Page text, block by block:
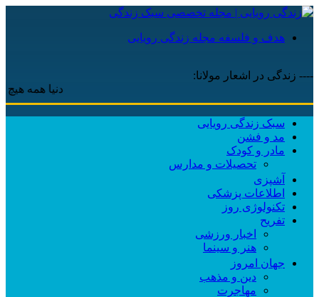
هدف و فلسفه مجله زندگی رویایی
---- زندگی در اشعار مولانا:
دنیا همه هیچ و
سبک زندگی رویایی
مد و فشن
مادر و کودک
تحصیلات و مدارس
آشپزی
اطلاعات پزشکی
تکنولوژی روز
تفریح
اخبار ورزشی
هنر و سینما
جهان امروز
دین و مذهب
مهاجرت